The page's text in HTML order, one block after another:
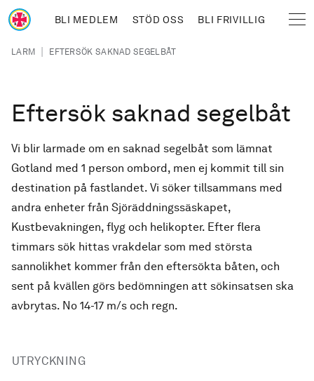
Hoppa till huvudinnehåll
BLI MEDLEM STÖD OSS BLI FRIVILLIG
Länkstig
LARM | EFTERSÖK SAKNAD SEGELBÅT
Eftersök saknad segelbåt
Vi blir larmade om en saknad segelbåt som lämnat
Gotland med 1 person ombord, men ej kommit till sin
destination på fastlandet. Vi söker tillsammans med
andra enheter från Sjöräddningssäskapet,
Kustbevakningen, flyg och helikopter. Efter flera
timmars sök hittas vrakdelar som med största
sannolikhet kommer från den eftersökta båten, och
sent på kvällen görs bedömningen att sökinsatsen ska
avbrytas. No 14-17 m/s och regn.
UTRYCKNING